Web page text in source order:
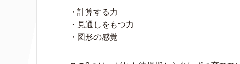
・計算する力
・見通しをもつ力
・図形の感覚